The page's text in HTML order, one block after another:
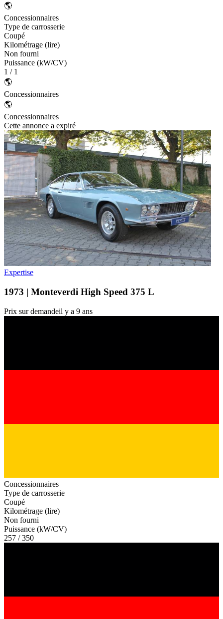
🌎
Concessionnaires
Type de carrosserie
Coupé
Kilométrage (lire)
Non fourni
Puissance (kW/CV)
1 / 1
🌎
Concessionnaires
🌎
Concessionnaires
Cette annonce a expiré
Expertise
1973 | Monteverdi High Speed 375 L
Prix sur demandeil y a 9 ans
Concessionnaires
Type de carrosserie
Coupé
Kilométrage (lire)
Non fourni
Puissance (kW/CV)
257 / 350